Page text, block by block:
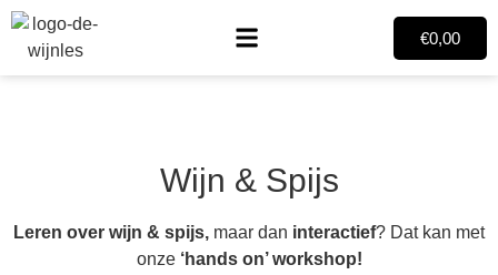
€0,00
Wijn & Spijs
Leren over wijn & spijs, maar dan interactief? Dat kan met
onze ‘hands on’ workshop!